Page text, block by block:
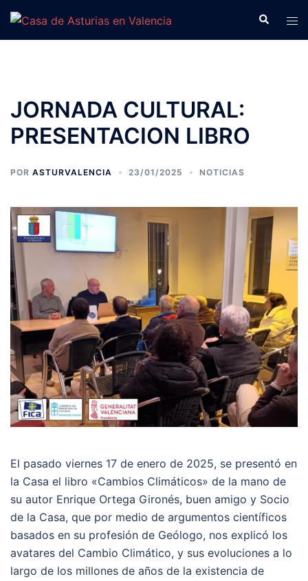
Saltar
contenido
Buscar
JORNADA CULTURAL:
PRESENTACION LIBRO
POR ASTURVALENCIA 23/01/2025 NOTICIAS
El pasado viernes 17 de enero de 2025, se presentó en
la Casa el libro «Cambios Climáticos» de la mano de
su autor Enrique Ortega Gironés, buen amigo y Socio
de la Casa, que por medio de argumentos científicos
basados en su profesión de Geólogo, nos explicó los
avatares del Cambio Climático, y sus evoluciones a lo
largo de los millones de años de la existencia de